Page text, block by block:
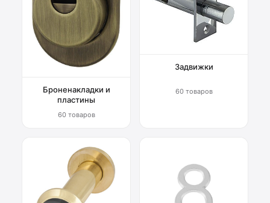
Броненакладки и
пластины
60 товаров
Задвижки
60 товаров